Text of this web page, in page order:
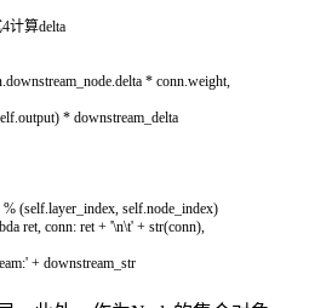
算delta
downstream_node delta * conn weight
output) * downstream_delta
% (self layer_index self node_index)
ret conn: ret + '\n\t' + str(conn)
+ downstream_str